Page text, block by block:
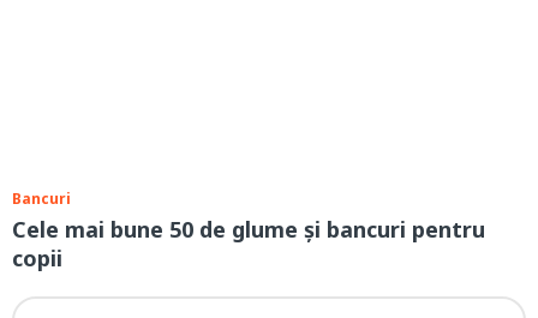
Bancuri
Cele mai bune 50 de glume și bancuri pentru
copii